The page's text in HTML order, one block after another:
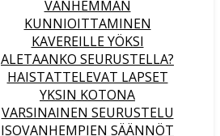
VANHEMMAN
KUNNIOITTAMINEN
KAVEREILLE YÖKSI
ALETAANKO SEURUSTELLA?
HAISTATTELEVAT LAPSET
YKSIN KOTONA
VARSINAINEN SEURUSTELU
ISOVANHEMPIEN SÄÄNNÖT